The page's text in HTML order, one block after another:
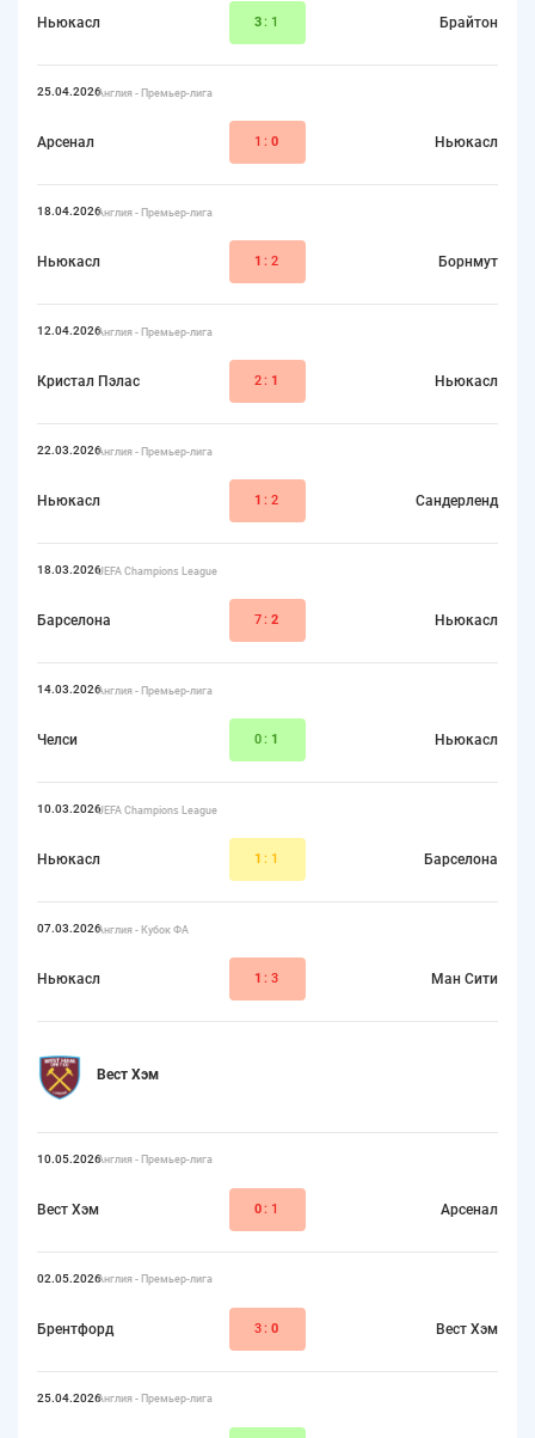
Ньюкасл 3:1 Брайтон
25.04.2026Англия - Премьер-лига
Арсенал 1: 0 Ньюкасл
18.04.2026Англия - Премьер-лига
Ньюкасл 1:2 Борнмут
12.04.2026Англия - Премьер-лига
Кристал Пэлас 2: 1 Ньюкасл
22.03.2026Англия - Премьер-лига
Ньюкасл 1:2 Сандерленд
18.03.2026UEFA Champions League
Барселона 7: 2 Ньюкасл
14.03.2026Англия - Премьер-лига
Челси 0: 1 Ньюкасл
10.03.2026UEFA Champions League
Ньюкасл 1:1 Барселона
07.03.2026Англия - Кубок ФА
Ньюкасл 1:3 Ман Сити
Вест Хэм
10.05.2026Англия - Премьер-лига
Вест Хэм 0:1 Арсенал
02.05.2026Англия - Премьер-лига
Брентфорд 3: 0 Вест Хэм
25.04.2026Англия - Премьер-лига